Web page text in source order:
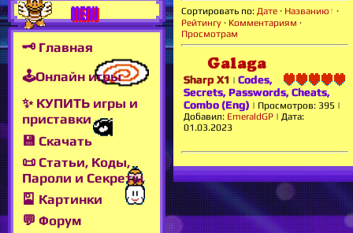
MENU
🗝 Главная
🕹Онлайн игры
✨ КУПИТЬ игры и
приставки
💾 Скачать
📜 Статьи, Коды,
Пароли и Секреты
🎴 Картинки
💬 Форум
Сортировать по: Дате · Названию
·
Рейтингу · Комментариям ·
Просмотрам
Galaga
Sharp X1 | Codes,
Secrets, Passwords, Cheats,
Combo (Eng) | Просмотров: 395 |
Добавил: EmeraldGP | Дата:
01.03.2023